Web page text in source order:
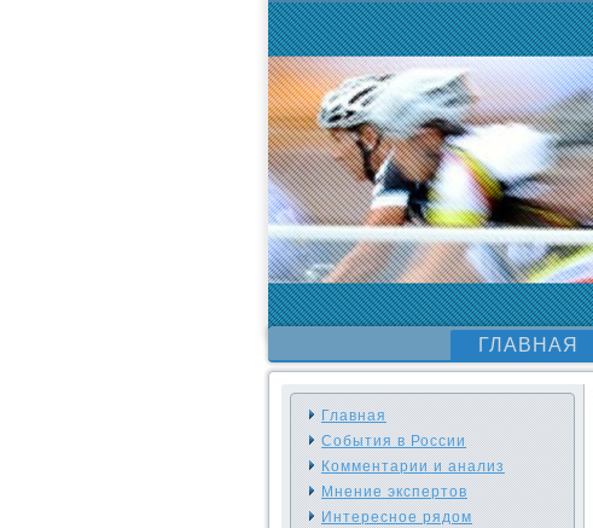
ГЛАВНАЯ
Главная
События в России
Комментарии и анализ
Мнение экспертов
Интересное рядом